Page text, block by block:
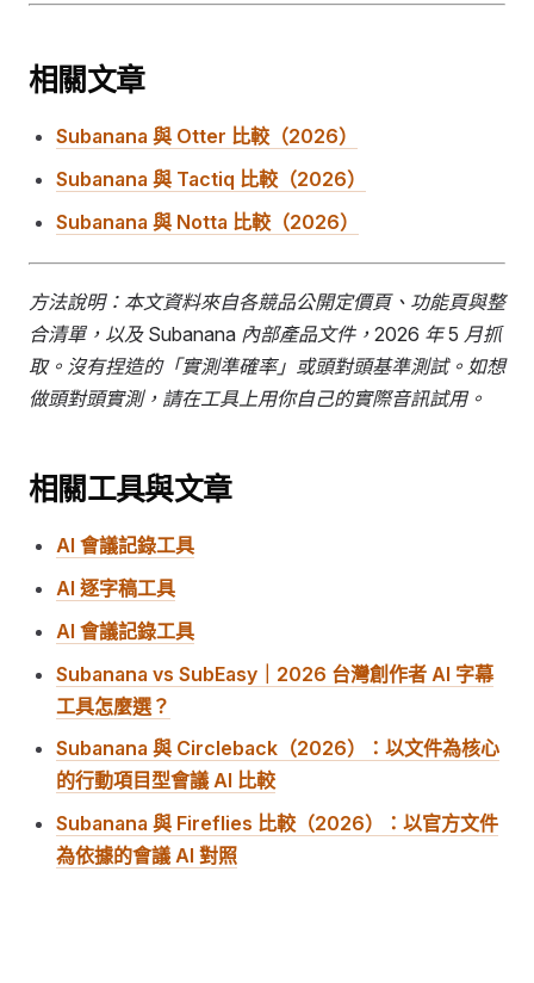
相關文章
Subanana 與 Otter 比較（2026）
Subanana 與 Tactiq 比較（2026）
Subanana 與 Notta 比較（2026）
方法說明：本文資料來自各競品公開定價頁、功能頁與整
合清單，以及 Subanana 內部產品文件，2026 年 5 月抓
取。沒有捏造的「實測準確率」或頭對頭基準測試。如想
做頭對頭實測，請在工具上用你自己的實際音訊試用。
相關工具與文章
AI 會議記錄工具
AI 逐字稿工具
AI 會議記錄工具
Subanana vs SubEasy｜2026 台灣創作者 AI 字幕
工具怎麼選？
Subanana 與 Circleback（2026）：以文件為核心
的行動項目型會議 AI 比較
Subanana 與 Fireflies 比較（2026）：以官方文件
為依據的會議 AI 對照